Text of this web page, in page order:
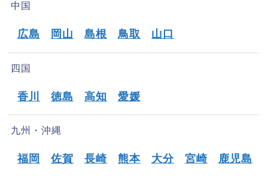
中国
広島 岡山 島根 鳥取 山口
四国
香川 徳島 高知 愛媛
九州・沖縄
福岡 佐賀 長崎 熊本 大分 宮崎 鹿児島